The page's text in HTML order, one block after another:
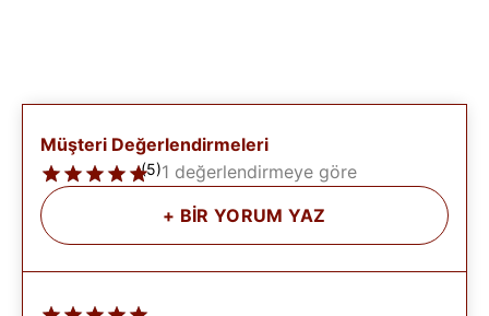
Müşteri Değerlendirmeleri
(5)1 değerlendirmeye göre
+ BİR YORUM YAZ